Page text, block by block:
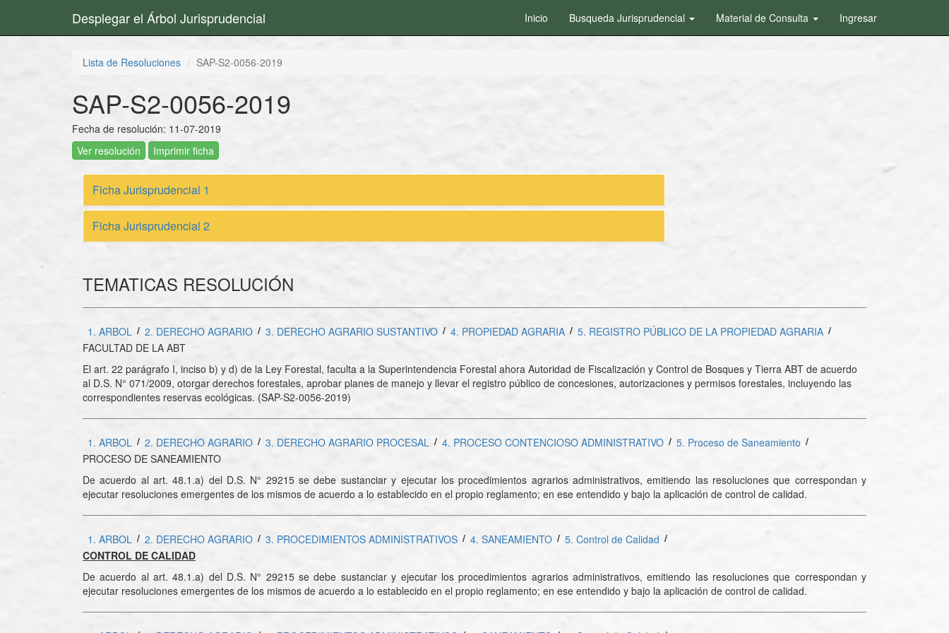
Desplegar el Árbol Jurisprudencial Inicio Busqueda Jurisprudencial Material de Consulta Ingresar
Lista de Resoluciones SAP-S2-0056-2019
SAP-S2-0056-2019
Fecha de resolución: 11-07-2019
Ver resolución
Imprimir ficha
Ficha Jurisprudencial 1
Ficha Jurisprudencial 2
TEMATICAS RESOLUCIÓN
1. ARBOL / 2. DERECHO AGRARIO / 3. DERECHO AGRARIO SUSTANTIVO / 4. PROPIEDAD AGRARIA / 5. REGISTRO PÚBLICO DE LA PROPIEDAD AGRARIA /
FACULTAD DE LA ABT
El art. 22 parágrafo I, inciso b) y d) de la Ley Forestal, faculta a la Superintendencia Forestal ahora Autoridad de Fiscalización y Control de Bosques y Tierra ABT de acuerdo
al D.S. N° 071/2009, otorgar derechos forestales, aprobar planes de manejo y llevar el registro público de concesiones, autorizaciones y permisos forestales, incluyendo las
correspondientes reservas ecológicas. (SAP-S2-0056-2019)
1. ARBOL / 2. DERECHO AGRARIO / 3. DERECHO AGRARIO PROCESAL / 4. PROCESO CONTENCIOSO ADMINISTRATIVO / 5. Proceso de Saneamiento /
PROCESO DE SANEAMIENTO
De acuerdo al art. 48.1.a) del D.S. N° 29215 se debe sustanciar y ejecutar los procedimientos agrarios administrativos, emitiendo las resoluciones que correspondan y
ejecutar resoluciones emergentes de los mismos de acuerdo a lo establecido en el propio reglamento; en ese entendido y bajo la aplicación de control de calidad.
1. ARBOL / 2. DERECHO AGRARIO / 3. PROCEDIMIENTOS ADMINISTRATIVOS / 4. SANEAMIENTO / 5. Control de Calidad /
CONTROL DE CALIDAD
De acuerdo al art. 48.1.a) del D.S. N° 29215 se debe sustanciar y ejecutar los procedimientos agrarios administrativos, emitiendo las resoluciones que correspondan y
ejecutar resoluciones emergentes de los mismos de acuerdo a lo establecido en el propio reglamento; en ese entendido y bajo la aplicación de control de calidad.